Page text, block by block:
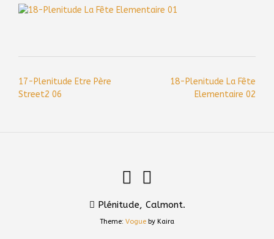
Post
navigation
17-Plenitude Etre Père
Street2 06
18-Plenitude La Fête
Elementaire 02
Plénitude, Calmont.
Theme: Vogue by Kaira